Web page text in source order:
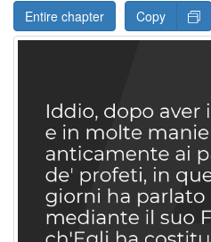
Entire chapter Copy